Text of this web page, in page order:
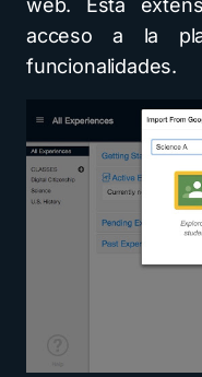
web. Esta
acceso a la
funcionalidades.